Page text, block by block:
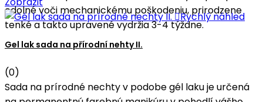
odolné voči mechanickému poškodeniu, prirodzene
tenké a takto upravené vydržia 3-4 týždne.
Rychlý náhled
Gel lak sada na přírodní nehty II.
(0)
Sada na prírodné nechty v podobe gél laku je určená